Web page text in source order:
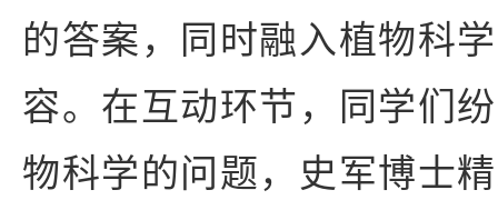
的答案，同时融入植物科
容。在互动环节，同学们
物科学的问题，史军博士